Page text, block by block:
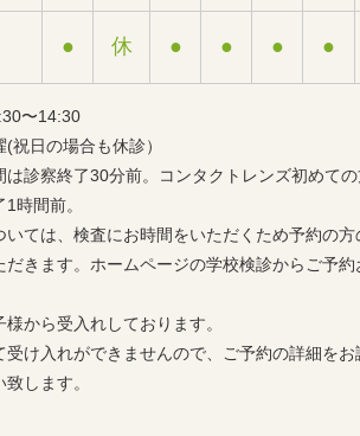
● 休 ● ● ● ●
〜14:30
祝日の場合も休診）
診察終了30分前。コンタクトレンズ初めて
時間前。
ては、検査にお時間をいただくため予約の方
だきます。ホームページの学校検診からご予約
から受入れしております。
け入れができませんので、ご予約の詳細をお
します。